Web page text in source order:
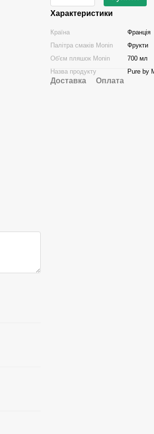
Характеристики
Країна
Франція
Палітра смаків Monin
Фрукти
Об'єм пляшок Monin
700 мл
Назва продукту
Pure by
Доставка Оплата